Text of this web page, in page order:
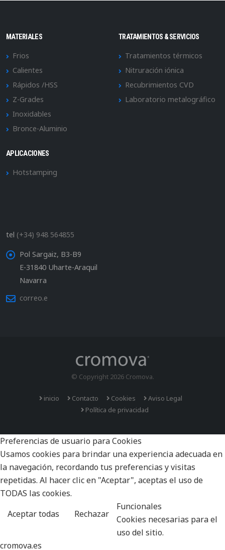
MATERIALES
Frios
Calientes
Rápidos /HSS
Z-Grades
Inoxidables
Bronce-Aluminio
TRATAMIENTOS & SERVICIOS
Tratamientos térmicos
Nitruración iónica
Recubrimientos CVD
Laboratorio metalográfico
APLICACIONES
Hotstamping
tel (+34) 948 564855
Pol Sargaiz, B3-B9
E-31840 Uharte-Araquil
Navarra
correo.e
© Copyright 2026 Cromova.
inicio Contacto Cookies
Aviso Legal
Política de privacidad
Preferencias de usuario para Cookies
Usamos cookies para brindar una experiencia adecuada en
la navegación, recordando tus preferencias y visitas
repetidas. Al hacer clic en "Aceptar", aceptas el uso de
TODAS las cookies.
Aceptar todas
Rechazar
Funcionales
Cookies necesarias para el
uso del sitio.
cromova.es